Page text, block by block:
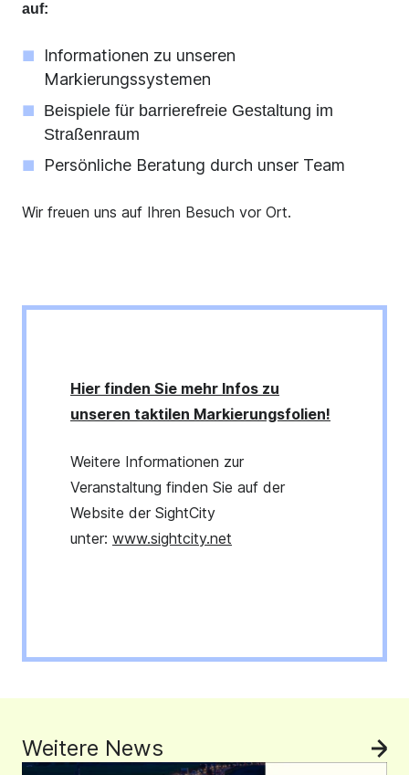
auf:
Informationen zu unseren
Markierungssystemen
Beispiele für barrierefreie Gestaltung im
Straßenraum
Persönliche Beratung durch unser Team
Wir freuen uns auf Ihren Besuch vor Ort.
Hier finden Sie mehr Infos zu
unseren taktilen Markierungsfolien!
Weitere Informationen zur
Veranstaltung finden Sie auf der
Website der SightCity
unter: www.sightcity.net
Weitere News